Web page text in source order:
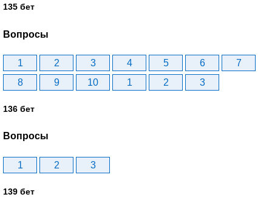
135 бет
Вопросы
1 2 3 4 5 6
7
8
9 10 1 2 3
136 бет
Вопросы
1 2 3
139 бет